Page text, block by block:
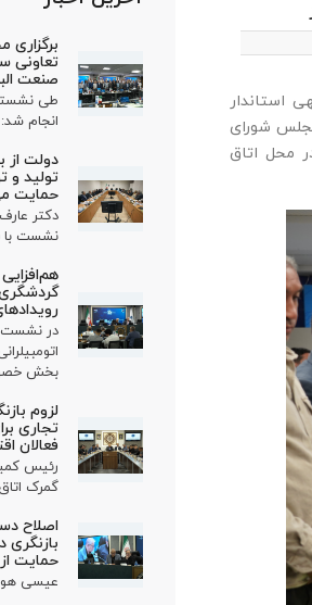
استاندار
شورای
محل اتاق
تعاونی
صنعت
طی نشستی
انجام شد:
دولت
تولید و
حمایت
دکتر
نشست با
در نشست
بخش
لزوم
تجاری
فعالان
رئیس
گمرک
اصلاح
حمایت
عیسی